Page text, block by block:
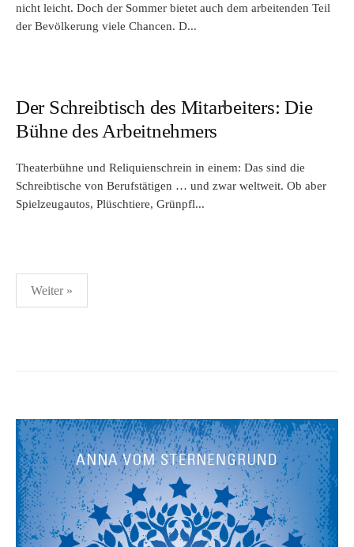
nicht leicht. Doch der Sommer bietet auch dem arbeitenden Teil
der Bevölkerung viele Chancen. D...
Der Schreibtisch des Mitarbeiters: Die
Bühne des Arbeitnehmers
Theaterbühne und Reliquienschrein in einem: Das sind die
Schreibtische von Berufstätigen … und zwar weltweit. Ob aber
Spielzeugautos, Plüschtiere, Grünpfl...
Seitennummerierung
der
Weiter »